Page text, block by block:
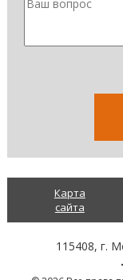
Карта
сайта
115408, г.